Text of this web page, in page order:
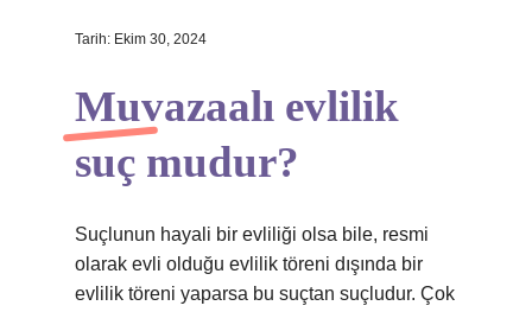
Tarih: Ekim 30, 2024
Muvazaalı evlilik
suç mudur?
Suçlunun hayali bir evliliği olsa bile, resmi
olarak evli olduğu evlilik töreni dışında bir
evlilik töreni yaparsa bu suçtan suçludur. Çok